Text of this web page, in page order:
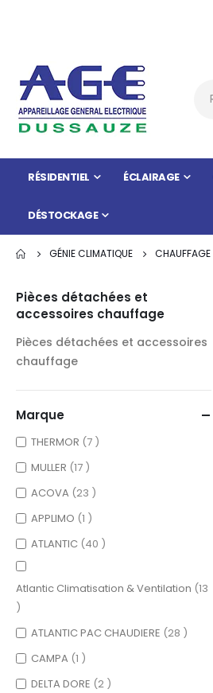
RÉSIDENTIEL ÉCLAIRAGE
DÉSTOCKAGE
GÉNIE CLIMATIQUE CHAUFFAGE
Pièces détachées et
accessoires chauffage
Pièces détachées et accessoires
chauffage
Marque
THERMOR 7 items
MULLER 17 items
ACOVA 23 items
APPLIMO 1 item
ATLANTIC 40 items
Atlantic Climatisation & Ventilation 13
items
ATLANTIC PAC CHAUDIERE 28 items
CAMPA 1 item
DELTA DORE 2 items